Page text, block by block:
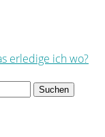
erledige ich wo?
Suchen